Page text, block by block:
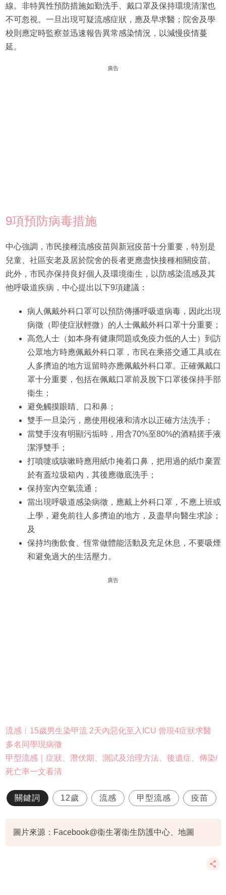
線。非特異性預防措施如勤洗手、戴口罩及保持環境清潔也
不可忽視。一旦出現可疑流感症狀，應及早求醫；院舍及學
校則應定時監察並迅速報告異常感染情況，以減慢疫情蔓
延。
廣告
9項預防病毒措施
中心強調，市民接種流感疫苗與新冠疫苗十分重要，特別是
兒童、社區安老及居於院舍的長者更應盡快接種相關疫苗。
此外，市民亦保持良好個人及環境衞生，以防感染流感及其
他呼吸道疾病，中心提出以下9項建議：
病人佩戴外科口罩可以預防傳播呼吸道病毒，因此出現
病徵（即使症狀輕微）的人士佩戴外科口罩十分重要；
高危人士（如本身有健康問題或免疫力低的人士）到訪
公眾地方時應佩戴外科口罩，市民在乘搭交通工具或在
人多擠迫的地方逗留時亦應佩戴外科口罩。正確佩戴口
罩十分重要，包括在佩戴口罩前及脫下口罩後保持手部
衞生；
避免觸摸眼睛、口和鼻；
雙手一旦染污，應使用梘液和清水以正確方法洗手；
當雙手沒有明顯污垢時，用含70%至80%的酒精搓手液
潔淨雙手；
打噴嚏或咳嗽時應用紙巾掩着口鼻，把用過的紙巾棄置
於有蓋垃圾箱內，其後應徹底洗手；
保持室內空氣流通；
當出現呼吸道感染病徵，應戴上外科口罩，不應上班或
上學，避免前往人多擠迫的地方，及盡早向醫生求診；
及
保持均衡飲食、恆常做體能活動及充足休息，不要吸煙
和避免過大的生活壓力。
廣告
流感︱15歲男生染甲流 2天內惡化至入ICU 曾現4症狀求醫
多名同學現病徵
甲型流感｜症狀、潛伏期、測試及治理方法、後遺症、傳染/
死亡率一文看清
關鍵詞 12歲 流感 甲型流感 疫苗
圖片來源：Facebook@衞生署衞生防護中心、地圖